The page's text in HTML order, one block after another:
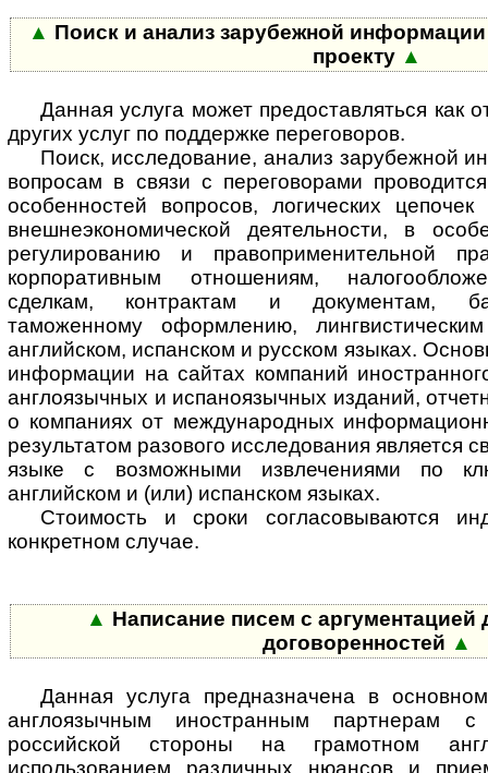
▲ Поиск и анализ зарубежной информации
проекту ▲
Данная услуга может предоставляться как
других услуг по поддержке переговоров.
Поиск, исследование, анализ зарубежной
вопросам в связи с переговорами
особенностей вопросов, логических
внешнеэкономической деятельности, в
регулированию и правоприменительной
корпоративным отношениям,
сделкам, контрактам и документам,
таможенному оформлению,
английском, испанском и русском языках.
информации на сайтах компаний
англоязычных и испаноязычных изданий,
о компаниях от международных
результатом разового исследования является
языке с возможными извлечениями по
английском и (или) испанском языках.
Стоимость и сроки согласовываются
конкретном случае.
▲ Написание писем с аргументацией
договоренностей ▲
Данная услуга предназначена в
англоязычным иностранным партнерам
российской стороны на грамотном
использованием различных нюансов и